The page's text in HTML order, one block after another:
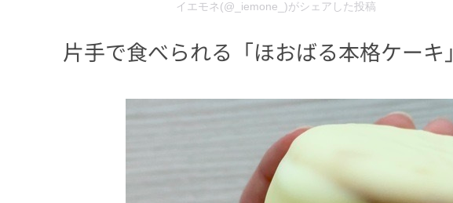
イエモネ(@_iemone_)がシェアした投稿
片手で食べられる「ほおばる本格ケーキ」